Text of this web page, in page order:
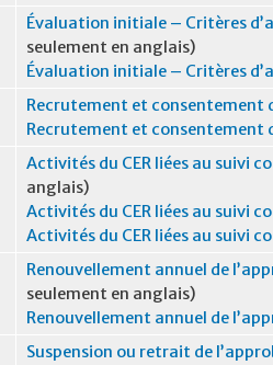
Évaluation initiale – Critères
seulement en anglais)
Évaluation initiale – Critères
Recrutement et consentement
Recrutement et consentement
Activités du CER liées au suivi
anglais)
Activités du CER liées au suivi
Activités du CER liées au suivi
Renouvellement annuel de
seulement en anglais)
Renouvellement annuel de
Suspension ou retrait de